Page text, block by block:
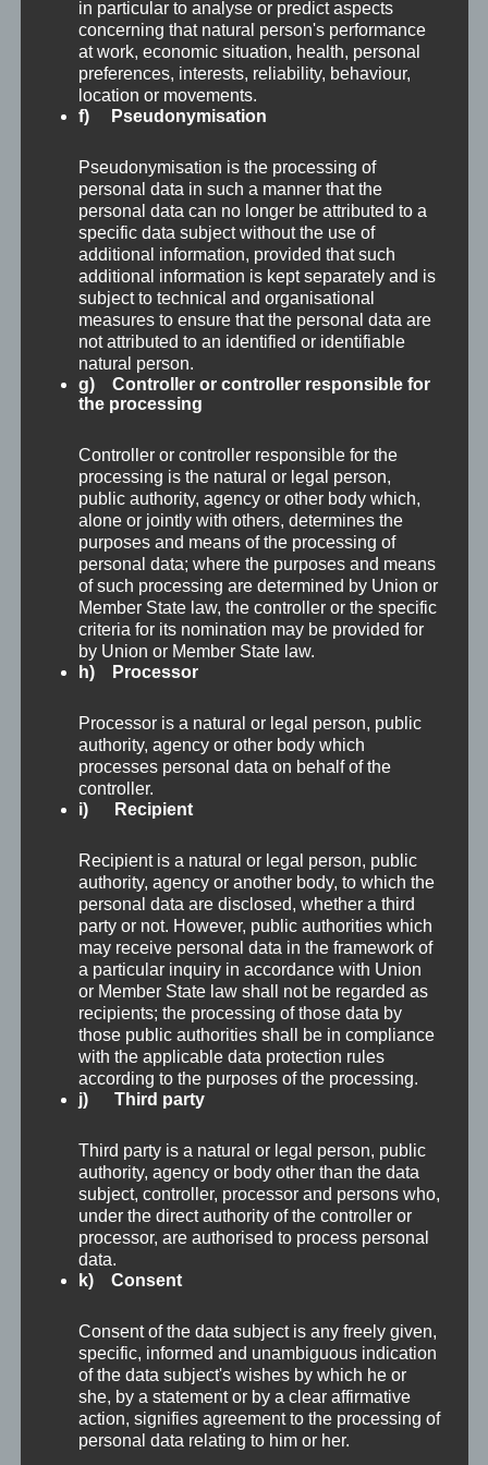
der Durchbruch der Donau in das Wiener
Becken genannt. Die Wiener Pforte enstand
durch Erosion der Donau entlang einer
Bruchlinie durch den nordöstlichsten
Ausläufer des Alpenhauptkammes mit dem
Leopoldsberg am rechten und dem Bisamberg
am linken Donauufer.
Die Wiener Pforte
Burg Greifenstein, im 11. Jahrhundert vom Bistum
Passau auf einem Felsen des Wienerwaldes über der
Donau errichtet, diente der Überwachung des
Auf dem Donauradweg Passau Wien kommen
am Ende unserer Fahrt durch das Tullner Feld
der gleichnamigen Burg Greifenstein überragt
wird. Die Burg Greifenstein mit mächtigem
quadratischem, 3-geschoßigem Bergfried im
Südosten und polygonalem, 3-geschoßigem
Palas im Westen thront hoch auf einem Felsen
des Wienerwaldes an der Donau über dem
gleichnamigen Ort Greifenstein. Die
ursprünglich direkt bei der Donauenge der
Wiener Pforte auf einem hochaufragenden
Felsvorsprung diente der Überwachung des
Donauknies bei der Wiener Pforte. Errichtet
Bistum von Passau, dem das Gebiet gehörte,
an der Stelle eines Beobachtungsturmes aus
der Römerzeit. Ab etwa 1600 diente die Burg
in particular to analyse or predict aspects
concerning that natural person's performance
at work, economic situation, health, personal
preferences, interests, reliability, behaviour,
location or movements.
f) Pseudonymisation
Pseudonymisation is the processing of
personal data in such a manner that the
personal data can no longer be attributed to a
specific data subject without the use of
additional information, provided that such
additional information is kept separately and is
subject to technical and organisational
measures to ensure that the personal data are
not attributed to an identified or identifiable
natural person.
g) Controller or controller responsible for
the processing
Controller or controller responsible for the
processing is the natural or legal person,
public authority, agency or other body which,
alone or jointly with others, determines the
purposes and means of the processing of
personal data; where the purposes and means
of such processing are determined by Union or
Member State law, the controller or the specific
criteria for its nomination may be provided for
by Union or Member State law.
h) Processor
Processor is a natural or legal person, public
authority, agency or other body which
processes personal data on behalf of the
controller.
i) Recipient
Recipient is a natural or legal person, public
authority, agency or another body, to which the
personal data are disclosed, whether a third
party or not. However, public authorities which
may receive personal data in the framework of
a particular inquiry in accordance with Union
or Member State law shall not be regarded as
recipients; the processing of those data by
those public authorities shall be in compliance
with the applicable data protection rules
according to the purposes of the processing.
j) Third party
Third party is a natural or legal person, public
authority, agency or body other than the data
subject, controller, processor and persons who,
under the direct authority of the controller or
processor, are authorised to process personal
data.
k) Consent
Consent of the data subject is any freely given,
specific, informed and unambiguous indication
of the data subject's wishes by which he or
she, by a statement or by a clear affirmative
action, signifies agreement to the processing of
personal data relating to him or her.